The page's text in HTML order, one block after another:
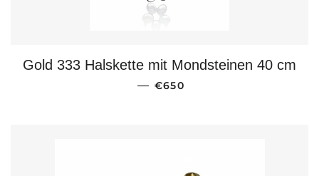
Gold 333 Halskette mit Mondsteinen 40 cm
— NORMALER PREIS
€650